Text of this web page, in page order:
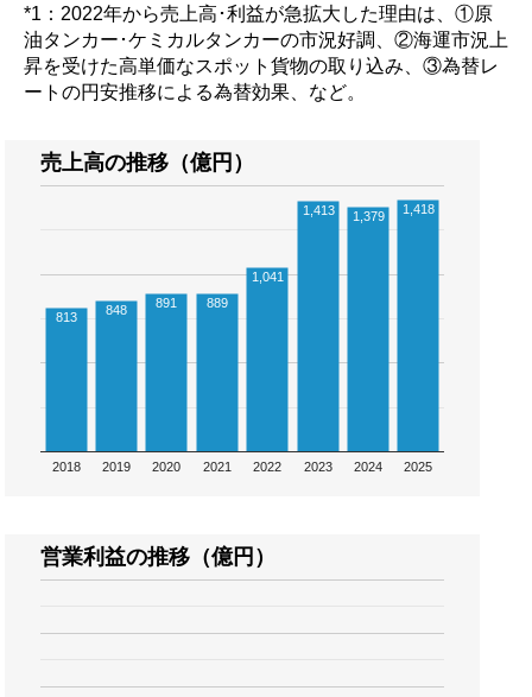
*1：2022年から売上高･利益が急拡大した理由は、①原
油タンカー･ケミカルタンカーの市況好調、②海運市況上
昇を受けた高単価なスポット貨物の取り込み、③為替レ
ートの円安推移による為替効果、など。
売上高の推移（億円）
2018 2019 2020 2021 2022 2023 2024 2025
813 848 891 889
1,041
1,413 1,379 1,418
営業利益の推移（億円）